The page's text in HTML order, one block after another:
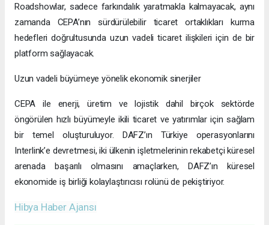
Roadshowlar, sadece farkındalık yaratmakla kalmayacak, aynı
zamanda CEPA’nın sürdürülebilir ticaret ortaklıkları kurma
hedefleri doğrultusunda uzun vadeli ticaret ilişkileri için de bir
platform sağlayacak.
Uzun vadeli büyümeye yönelik ekonomik sinerjiler
CEPA ile enerji, üretim ve lojistik dahil birçok sektörde
öngörülen hızlı büyümeyle ikili ticaret ve yatırımlar için sağlam
bir temel oluşturuluyor. DAFZ’ın Türkiye operasyonlarını
Interlink’e devretmesi, iki ülkenin işletmelerinin rekabetçi küresel
arenada başarılı olmasını amaçlarken, DAFZ’ın küresel
ekonomide iş birliği kolaylaştırıcısı rolünü de pekiştiriyor.
Hibya Haber Ajansı